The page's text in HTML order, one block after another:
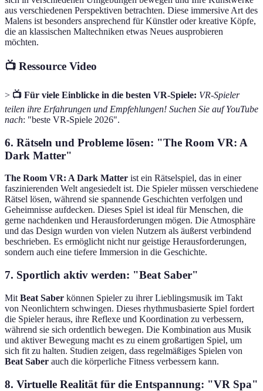
aus verschiedenen Perspektiven betrachten. Diese immersive Art des
Malens ist besonders ansprechend für Künstler oder kreative Köpfe,
die an klassischen Maltechniken etwas Neues ausprobieren
möchten.
📺 Ressource Video
> 📺 Für viele Einblicke in die besten VR-Spiele: VR-Spieler
teilen ihre Erfahrungen und Empfehlungen! Suchen Sie auf YouTube
nach: "beste VR-Spiele 2026".
6. Rätseln und Probleme lösen: "The Room VR: A
Dark Matter"
The Room VR: A Dark Matter ist ein Rätselspiel, das in einer
faszinierenden Welt angesiedelt ist. Die Spieler müssen verschiedene
Rätsel lösen, während sie spannende Geschichten verfolgen und
Geheimnisse aufdecken. Dieses Spiel ist ideal für Menschen, die
gerne nachdenken und Herausforderungen mögen. Die Atmosphäre
und das Design wurden von vielen Nutzern als äußerst verbindend
beschrieben. Es ermöglicht nicht nur geistige Herausforderungen,
sondern auch eine tiefere Immersion in die Geschichte.
7. Sportlich aktiv werden: "Beat Saber"
Mit Beat Saber können Spieler zu ihrer Lieblingsmusik im Takt
von Neonlichtern schwingen. Dieses rhythmusbasierte Spiel fordert
die Spieler heraus, ihre Reflexe und Koordination zu verbessern,
während sie sich ordentlich bewegen. Die Kombination aus Musik
und aktiver Bewegung macht es zu einem großartigen Spiel, um
sich fit zu halten. Studien zeigen, dass regelmäßiges Spielen von
Beat Saber auch die körperliche Fitness verbessern kann.
8. Virtuelle Realität für die Entspannung: "VR Spa"